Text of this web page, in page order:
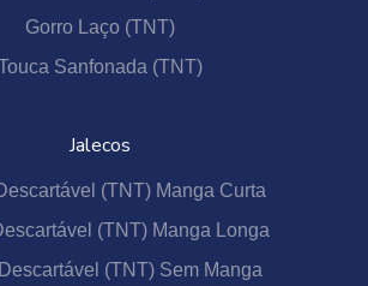
Gorro Laço (TNT)
Sanfonada (TNT)
Jalecos
(TNT) Manga Curta
(TNT) Manga Longa
(TNT) Sem Manga